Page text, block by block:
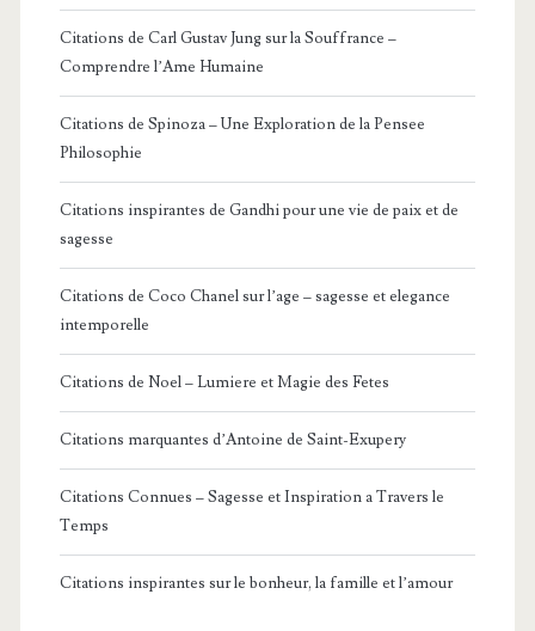
Citations de Carl Gustav Jung sur la Souffrance –
Comprendre l’Ame Humaine
Citations de Spinoza – Une Exploration de la Pensee
Philosophie
Citations inspirantes de Gandhi pour une vie de paix et de
sagesse
Citations de Coco Chanel sur l’age – sagesse et elegance
intemporelle
Citations de Noel – Lumiere et Magie des Fetes
Citations marquantes d’Antoine de Saint-Exupery
Citations Connues – Sagesse et Inspiration a Travers le
Temps
Citations inspirantes sur le bonheur, la famille et l’amour